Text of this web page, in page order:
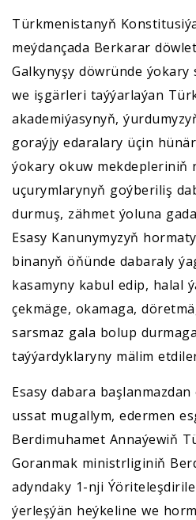
Türkmenistanyň
meýdançada Berkarar
Galkynyşy döwründe
we işgärleri taýýarlaýan
akademiýasynyň,
goraýjy edaralary üçin
ýokary okuw mekdepleriniň
uçurymlarynyň goýberiliş
durmuş, zähmet ýoluna
Esasy Kanunymyzyň
binanyň öňünde dabaraly
kasamyny kabul edip, halal
çekmäge, okamaga,
sarsmaz gala bolup
taýýardyklaryny mälim
Esasy dabara
ussat mugallym, edermen
Berdimuhamet Annaýewiň
Goranmak ministrliginiň
adyndaky 1-nji
ýerleşýän heýkeline we